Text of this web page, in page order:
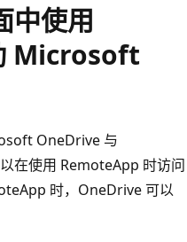
中使用
Microsoft
OneDrive 与
在使用 RemoteApp 时访问
时，OneDrive 可以